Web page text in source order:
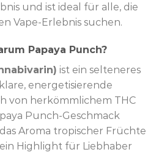
und ist ideal für alle, die
Vape-Erlebnis suchen.
Papaya Punch?
ist ein selteneres
energetisierende
von herkömmlichem THC
Punch-Geschmack
Aroma tropischer Früchte
Highlight für Liebhaber